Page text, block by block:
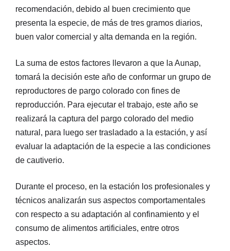
recomendación, debido al buen crecimiento que
presenta la especie, de más de tres gramos diarios,
buen valor comercial y alta demanda en la región.
La suma de estos factores llevaron a que la Aunap,
tomará la decisión este año de conformar un grupo de
reproductores de pargo colorado con fines de
reproducción. Para ejecutar el trabajo, este año se
realizará la captura del pargo colorado del medio
natural, para luego ser trasladado a la estación, y así
evaluar la adaptación de la especie a las condiciones
de cautiverio.
Durante el proceso, en la estación los profesionales y
técnicos analizarán sus aspectos comportamentales
con respecto a su adaptación al confinamiento y el
consumo de alimentos artificiales, entre otros
aspectos.